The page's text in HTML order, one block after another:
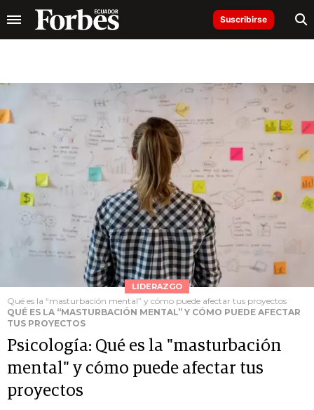
Suscribirse
LIDERAZGO
Qué es la “masturbación mental” y cómo puede afectar tus proyectos
QUÉ ES LA “MASTURBACIÓN MENTAL” Y CÓMO PUEDE AFECTAR
TUS PROYECTOS
Psicología: Qué es la "masturbación
mental" y cómo puede afectar tus
proyectos